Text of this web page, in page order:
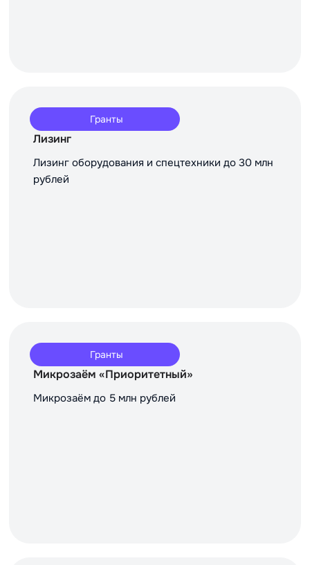
Гранты
Лизинг
Лизинг оборудования и спецтехники до 30 млн
рублей
Гранты
Микрозаём «Приоритетный»
Микрозаём до 5 млн рублей